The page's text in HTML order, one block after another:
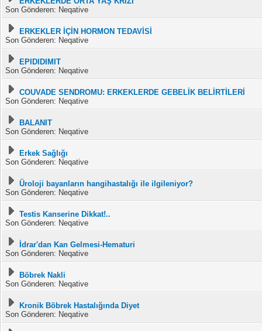
Son Gönderen: Neqative
ERKEKLER İÇİN HORMON TEDAVİSİ
Son Gönderen: Neqative
EPIDIDIMIT
Son Gönderen: Neqative
COUVADE SENDROMU: ERKEKLERDE GEBELİK BELİRTİLERİ
Son Gönderen: Neqative
BALANIT
Son Gönderen: Neqative
Erkek Sağlığı
Son Gönderen: Neqative
Üroloji bayanların hangihastalığı ile ilgileniyor?
Son Gönderen: Neqative
Testis Kanserine Dikkat!..
Son Gönderen: Neqative
İdrar'dan Kan Gelmesi-Hematuri
Son Gönderen: Neqative
Böbrek Nakli
Son Gönderen: Neqative
Kronik Böbrek Hastalığında Diyet
Son Gönderen: Neqative